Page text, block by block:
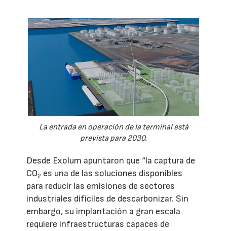
La entrada en operación de la terminal está
prevista para 2030.
Desde Exolum apuntaron que “la captura de
CO2 es una de las soluciones disponibles
para reducir las emisiones de sectores
industriales difíciles de descarbonizar. Sin
embargo, su implantación a gran escala
requiere infraestructuras capaces de